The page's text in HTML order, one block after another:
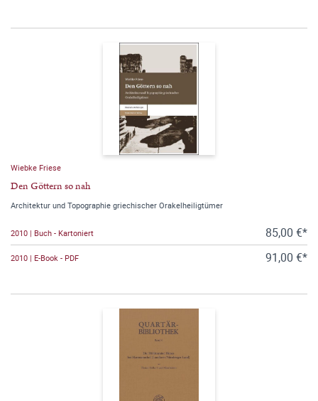
Wiebke Friese
Den Göttern so nah
Architektur und Topographie griechischer Orakelheiligtümer
2010 | Buch - Kartoniert 85,00 €*
2010 | E-Book - PDF 91,00 €*